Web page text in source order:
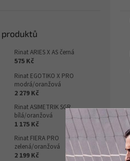
produktů
Rinat ARIES X AS černá
575 Kč
Rinat EGOTIKO X PRO
modrá/oranžová
2 279 Kč
Rinat ASIMETRIK SGR
bílá/oranžová
1 175 Kč
Rinat FIERA PRO
zelená/oranžová
2 199 Kč